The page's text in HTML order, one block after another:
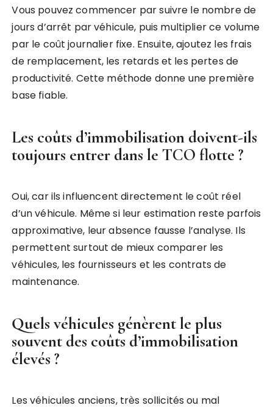
Vous pouvez commencer par suivre le nombre de
jours d’arrêt par véhicule, puis multiplier ce volume
par le coût journalier fixe. Ensuite, ajoutez les frais
de remplacement, les retards et les pertes de
productivité. Cette méthode donne une première
base fiable.
Les coûts d’immobilisation doivent-ils
toujours entrer dans le TCO flotte ?
Oui, car ils influencent directement le coût réel
d’un véhicule. Même si leur estimation reste parfois
approximative, leur absence fausse l’analyse. Ils
permettent surtout de mieux comparer les
véhicules, les fournisseurs et les contrats de
maintenance.
Quels véhicules génèrent le plus
souvent des coûts d’immobilisation
élevés ?
Les véhicules anciens, très sollicités ou mal